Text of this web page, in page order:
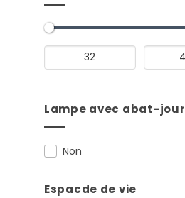
Lampe avec abat-jour
Non
Espacde de vie